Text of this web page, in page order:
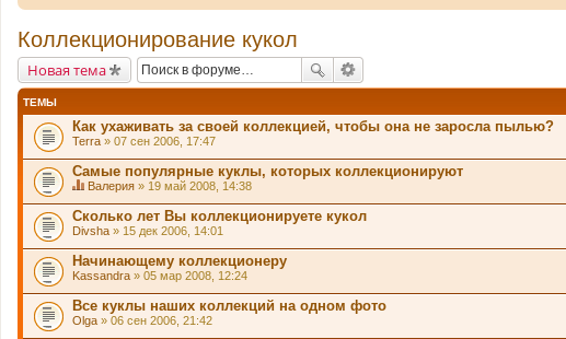
Коллекционирование кукол
Новая тема
ТЕМЫ
Как ухаживать за своей коллекцией, чтобы она не заросла пылью?
Terra » 07 сен 2006, 17:47
Самые популярные куклы, которых коллекционируют
а
н
н
а
я
т
м
а
с
Валерия » 19 май 2008, 14:38
Сколько лет Вы коллекционируете кукол
Divsha » 15 дек 2006, 14:01
Начинающему коллекционеру
Kassandra » 05 мар 2008, 12:24
Все куклы наших коллекций на одном фото
Olga » 06 сен 2006, 21:42